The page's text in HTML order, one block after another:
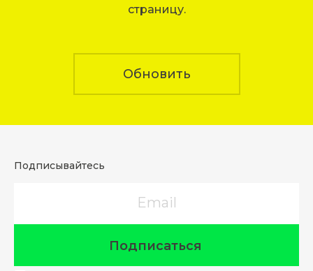
страницу.
Обновить
Подписывайтесь
Подписаться